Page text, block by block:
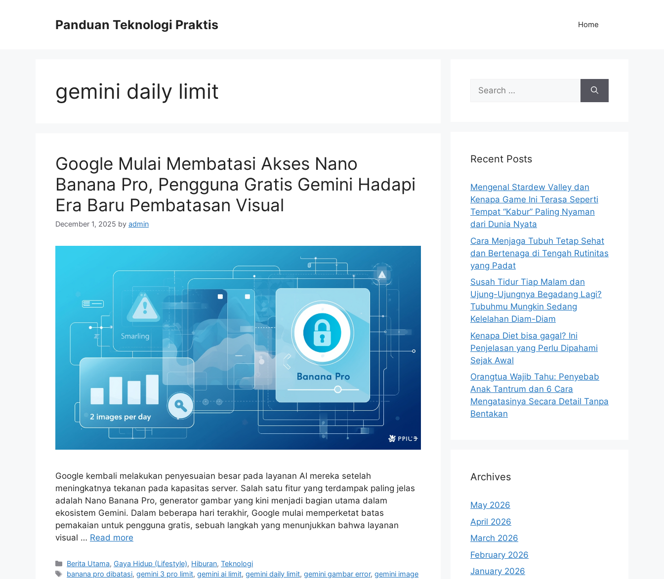
Panduan Teknologi Praktis Home
gemini daily limit
Google Mulai Membatasi Akses Nano
Banana Pro, Pengguna Gratis Gemini Hadapi
Era Baru Pembatasan Visual
December 1, 2025 by admin
Google kembali melakukan penyesuaian besar pada layanan AI mereka setelah
meningkatnya tekanan pada kapasitas server. Salah satu fitur yang terdampak paling jelas
adalah Nano Banana Pro, generator gambar yang kini menjadi bagian utama dalam
ekosistem Gemini. Dalam beberapa hari terakhir, Google mulai memperketat batas
pemakaian untuk pengguna gratis, sebuah langkah yang menunjukkan bahwa layanan
visual … Read more
C
a
Berita Utama, Gaya Hidup (Lifestyle), Hiburan,Teknologi
T
banana pro dibatasi,gemini 3 pro limit,gemini ai limit,gemini daily limit,gemini gambar error,gemini image
f
r
:
Recent Posts
Mengenal Stardew Valley dan
Kenapa Game Ini Terasa Seperti
Tempat “Kabur” Paling Nyaman
dari Dunia Nyata
Cara Menjaga Tubuh Tetap Sehat
dan Bertenaga di Tengah Rutinitas
yang Padat
Susah Tidur Tiap Malam dan
Ujung-Ujungnya Begadang Lagi?
Tubuhmu Mungkin Sedang
Kelelahan Diam-Diam
Kenapa Diet bisa gagal? Ini
Penjelasan yang Perlu Dipahami
Sejak Awal
Orangtua Wajib Tahu: Penyebab
Anak Tantrum dan 6 Cara
Mengatasinya Secara Detail Tanpa
Bentakan
Archives
May 2026
April 2026
March 2026
February 2026
January 2026